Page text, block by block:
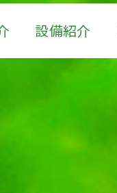
設備紹介